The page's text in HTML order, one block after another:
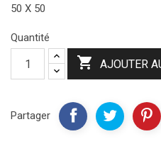
50 X 50
Quantité
 AJOUTER
Partager